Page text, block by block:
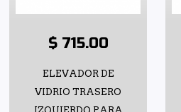
$ 715.00
ELEVADOR DE
VIDRIO TRASERO
IZQUIERDO PARA